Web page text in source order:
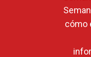
cómo